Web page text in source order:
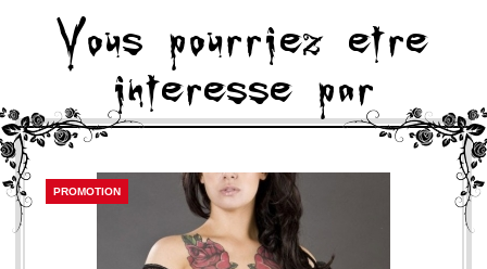
Vous pourriez etre
interesse par
PROMOTION